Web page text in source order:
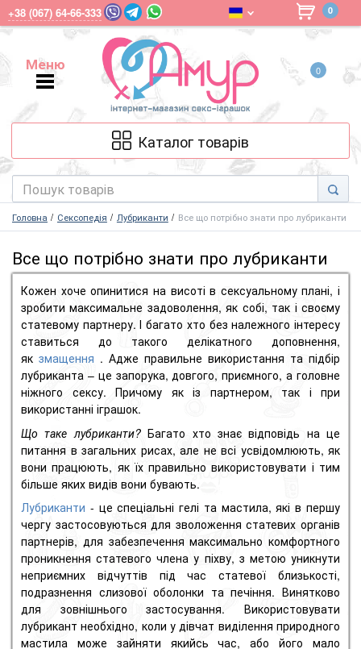
+38 (067) 64-66-333 0
Меню
Меню
0
Каталог товарів
Головна Сексопедія Лубриканти Все що потрібно знати про лубриканти
Все що потрібно знати про лубриканти
Кожен хоче опинитися на висоті в сексуальному плані, і
зробити максимальне задоволення, як собі, так і своєму
статевому партнеру. І багато хто без належного інтересу
ставиться до такого делікатного доповнення,
як змащення . Адже правильне використання та підбір
лубриканта – це запорука, довгого, приємного, а головне
ніжного сексу. Причому як із партнером, так і при
використанні іграшок.
Що таке лубриканти? Багато хто знає відповідь на це
питання в загальних рисах, але не всі усвідомлюють, як
вони працюють, як їх правильно використовувати і тим
більше яких видів вони бувають.
Лубриканти - це спеціальні гелі та мастила, які в першу
чергу застосовуються для зволоження статевих органів
партнерів, для забезпечення максимально комфортного
проникнення статевого члена у піхву, з метою уникнути
неприємних відчуттів під час статевої близькості,
подразнення слизової оболонки та печіння. Винятково
для зовнішнього застосування.
Використовувати
лубрикант необхідно, коли у дівчат виділення природного
мастила може зайняти якийсь час, або його мало